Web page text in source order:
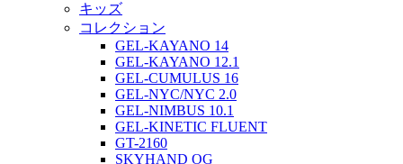
キッズ
コレクション
GEL-KAYANO 14
GEL-KAYANO 12.1
GEL-CUMULUS 16
GEL-NYC/NYC 2.0
GEL-NIMBUS 10.1
GEL-KINETIC FLUENT
GT-2160
SKYHAND OG